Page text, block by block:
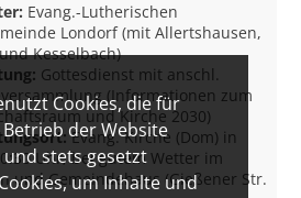
Cookies, die für
der Website
stets gesetzt
um Inhalte und
Evang.-Lutherischen
Londorf (mit Allertshausen,
Kesselbach)
Gottesdienst mit anschl.
(Informationen zum
und Kirche 2030)
Evang. Kirche (Dom) in
Uhr; bei gutem Wetter im
und Gemeindehaus (Gießener Str.